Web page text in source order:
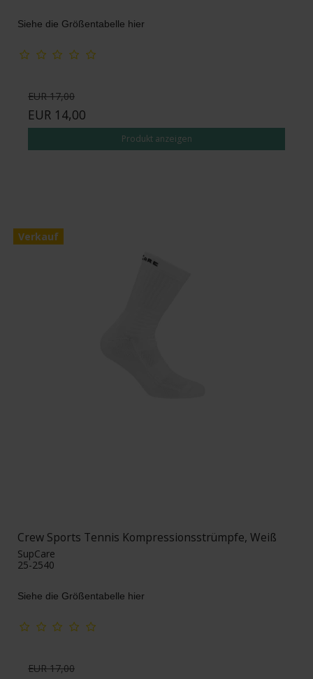
Siehe die Größentabelle hier
EUR 17,00
EUR 14,00
Produkt anzeigen
Verkauf
Crew Sports Tennis Kompressionsstrümpfe, Weiß
SupCare
25-2540
Siehe die Größentabelle hier
EUR 17,00